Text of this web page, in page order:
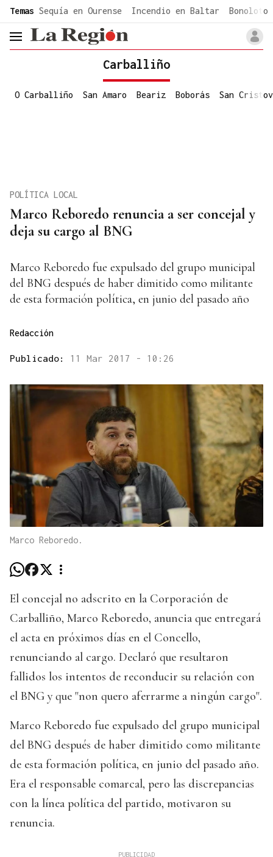
common.go-to-content
Temas Sequía en Ourense Incendio en Baltar Bonoloto
header.menu.open
Carballiño
O Carballiño San Amaro Beariz Boborás San
Marco Reboredo renuncia a ser concejal y
deja su cargo al BNG
POLÍTICA LOCAL
Marco Reboredo fue expulsado del grupo municipal
del BNG después de haber dimitido como militante
de esta formación política, en junio del pasado año
Redacción
Publicado: 11 Mar 2017 - 10:26
Marco Reboredo.
El concejal no adscrito en la Corporación de
Carballiño, Marco Reboredo, anuncia que entregará
el acta en próximos días en el Concello,
renunciando al cargo. Declaró que resultaron
fallidos los intentos de reconducir su relación con
el BNG y que "non quero aferrarme a ningún cargo".
Marco Reboredo fue expulsado del grupo municipal
del BNG después de haber dimitido como militante
de esta formación política, en junio del pasado año.
Era el responsable comarcal, pero las discrepancias
con la línea política del partido, motivaron su
renuncia.